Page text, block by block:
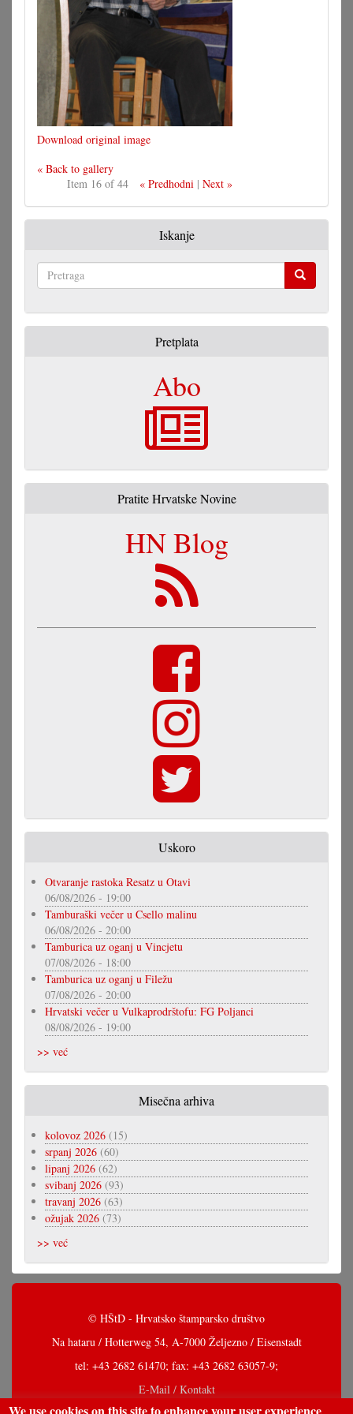
Download original image
« Back to gallery
Item 16 of 44
« Predhodni | Next »
Iskanje
Pretplata
Abo
Pratite Hrvatske Novine
HN Blog
Uskoro
Otvaranje rastoka Resatz u Otavi
06/08/2026 - 19:00
Tamburaški večer u Csello malinu
06/08/2026 - 20:00
Tamburica uz oganj u Vincjetu
07/08/2026 - 18:00
Tamburica uz oganj u Filežu
07/08/2026 - 20:00
Hrvatski večer u Vulkaprodrštofu: FG Poljanci
08/08/2026 - 19:00
>> već
Misečna arhiva
kolovoz 2026 (15)
srpanj 2026 (60)
lipanj 2026 (62)
svibanj 2026 (93)
travanj 2026 (63)
ožujak 2026 (73)
>> već
© HŠtD - Hrvatsko štamparsko društvo
Na hataru / Hotterweg 54, A-7000 Željezno / Eisenstadt
tel: +43 2682 61470; fax: +43 2682 63057-9;
E-Mail / Kontakt